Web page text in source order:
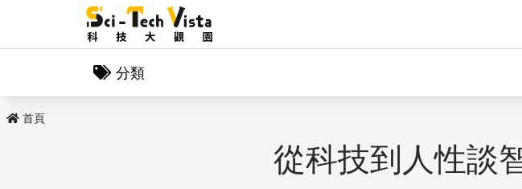
分類
首頁
從科技到人性談